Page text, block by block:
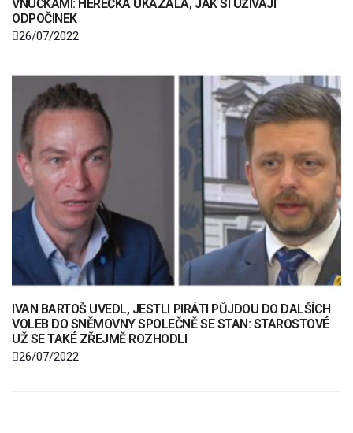
VNUČKAMI: HEREČKA UKÁZALA, JAK SI UŽÍVAJÍ
ODPOČINEK
26/07/2022
IVAN BARTOŠ UVEDL, JESTLI PIRÁTI PŮJDOU DO DALŠÍCH
VOLEB DO SNĚMOVNY SPOLEČNĚ SE STAN: STAROSTOVÉ
UŽ SE TAKÉ ZŘEJMĚ ROZHODLI
26/07/2022